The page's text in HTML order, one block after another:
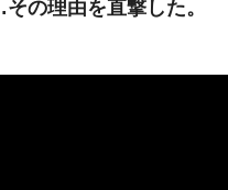
の理由を直撃した。